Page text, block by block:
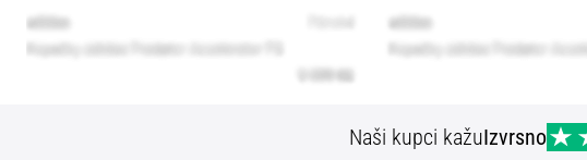
Naši kupci kažuIzvrsno